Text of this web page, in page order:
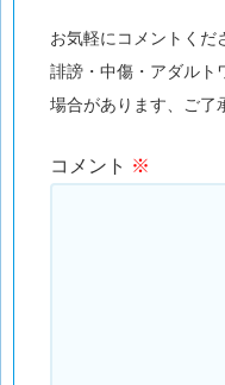
お気軽にコメントくだ
誹謗・中傷・アダルト
場合があります、ご了
コメント ※